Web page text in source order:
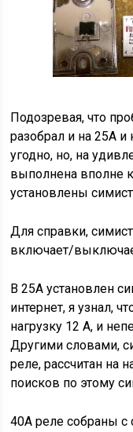
Подозревая, что
разобрал и на 25А и
угодно, но, на
выполнена вполне
установлены
Для справки,
включает/
В 25А установлен
интернет, я узнал,
нагрузку 12 А, и
Другими словами,
реле, рассчитан на
поисков по этому
40А реле собраны с